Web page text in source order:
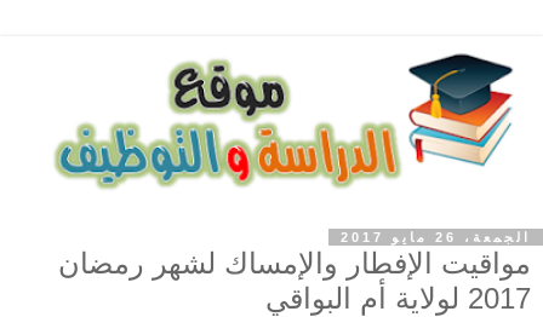
الجمعة، 26 مايو 2017
مواقيت الإفطار والإمساك لشهر رمضان
2017 لولاية أم البواقي